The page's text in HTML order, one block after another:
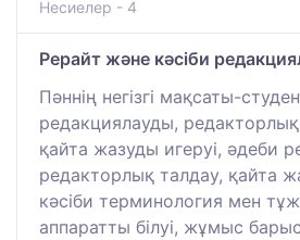
Несиелер - 4
Рерайт және кәсіби
Пәннің негізгі мақсаты-
редакциялауды,
қайта жазуды игеруі, әдеби
редакторлық талдау, қайта
кәсіби терминология мен
аппаратты білуі, жұмыс